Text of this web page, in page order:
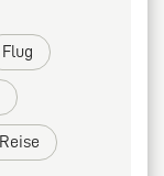
Flug
Reise